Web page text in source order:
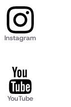
Instagram
YouTube